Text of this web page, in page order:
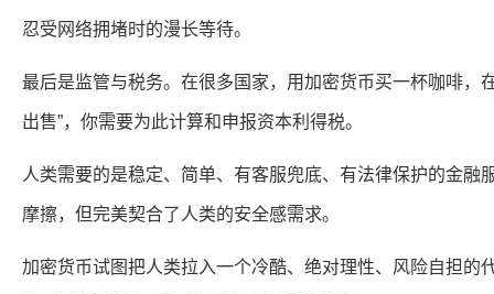
忍受网络拥堵时的漫长等待。
最后是监管与税务。在很多国家，用加密货币买一杯咖啡，
出售”，你需要为此计算和申报资本利得税。
人类需要的是稳定、简单、有客服兜底、有法律保护的金融
摩擦，但完美契合了人类的安全感需求。
加密货币试图把人类拉入一个冷酷、绝对理性、风险自担的